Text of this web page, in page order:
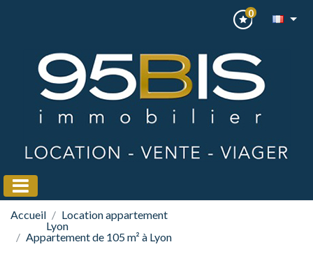
0
Accueil
Location appartement
Lyon
Appartement de 105 m² à Lyon